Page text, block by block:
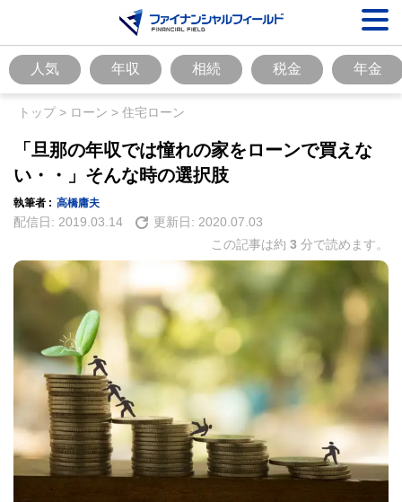
人気 年収 相続 税金 年金
トップ> ローン > 住宅ローン
「旦那の年収では憧れの家をローンで買えな
い・・」そんな時の選択肢
執筆者 : 高橋庸夫
配信日: 2019.03.14 更新日: 2020.07.03
この記事は約 3 分で読めます。